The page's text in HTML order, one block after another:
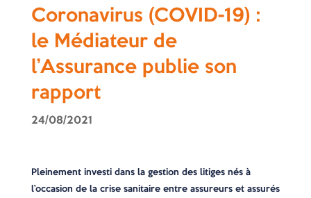
Coronavirus (COVID-19) :
le Médiateur de
l’Assurance publie son
rapport
24/08/2021
Pleinement investi dans la gestion des litiges nés à
l’occasion de la crise sanitaire entre assureurs et assurés